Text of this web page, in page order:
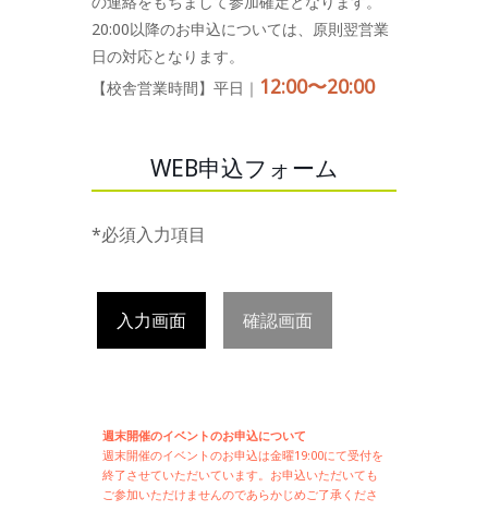
20:00以降のお申込については、原則翌営業
日の対応となります。
【校舎営業時間】平日｜ 12:00〜20:00
WEB申込フォーム
*必須入力項目
入力画面 確認画面
週末開催のイベントのお申込について
週末開催のイベントのお申込は金曜19:00にて受付を
終了させていただいています。お申込いただいても
ご参加いただけませんのであらかじめご了承くださ